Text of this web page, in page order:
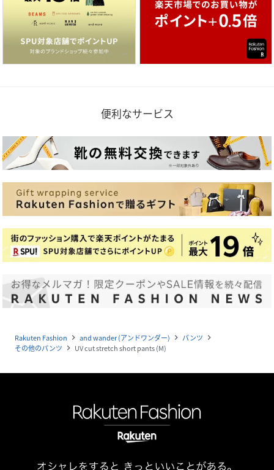
便利なサービス
Rakuten Fashion navigate_next and wander (アンドワンダー) navigate_next パンツ navigate_next
その他のパンツ navigate_next UV cut stretch short pants (M)